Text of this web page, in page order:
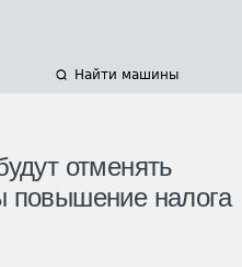
Найти машины
отменять
повышение налога